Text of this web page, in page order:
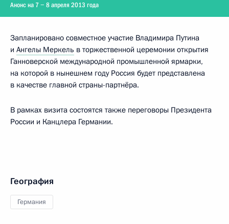
Анонс на 7 − 8 апреля 2013 года
Запланировано совместное участие Владимира Путина
и Ангелы Меркель в торжественной церемонии открытия
Ганноверской международной промышленной ярмарки,
на которой в нынешнем году Россия будет представлена
в качестве главной страны-партнёра.
В рамках визита состоятся также переговоры Президента
России и Канцлера Германии.
География
Германия